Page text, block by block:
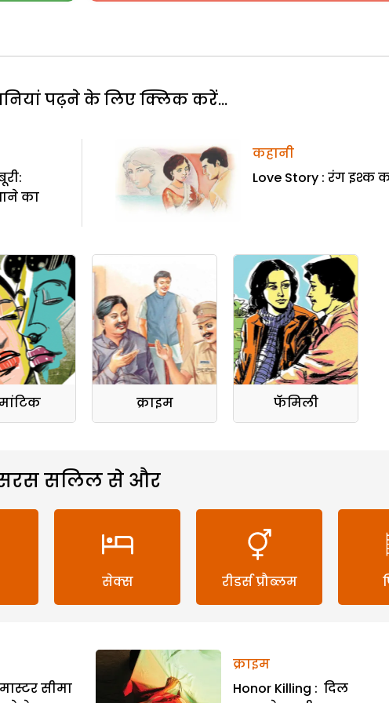
पढ़ने के लिए क्लिक करें...
का
कहानी
Love Story : रंग इश्क
क्राइम फॅमिली
सलिल से और
सेक्स रीडर्स प्रौब्लम
सीमा
क्राइम
Honor Killing : दिल